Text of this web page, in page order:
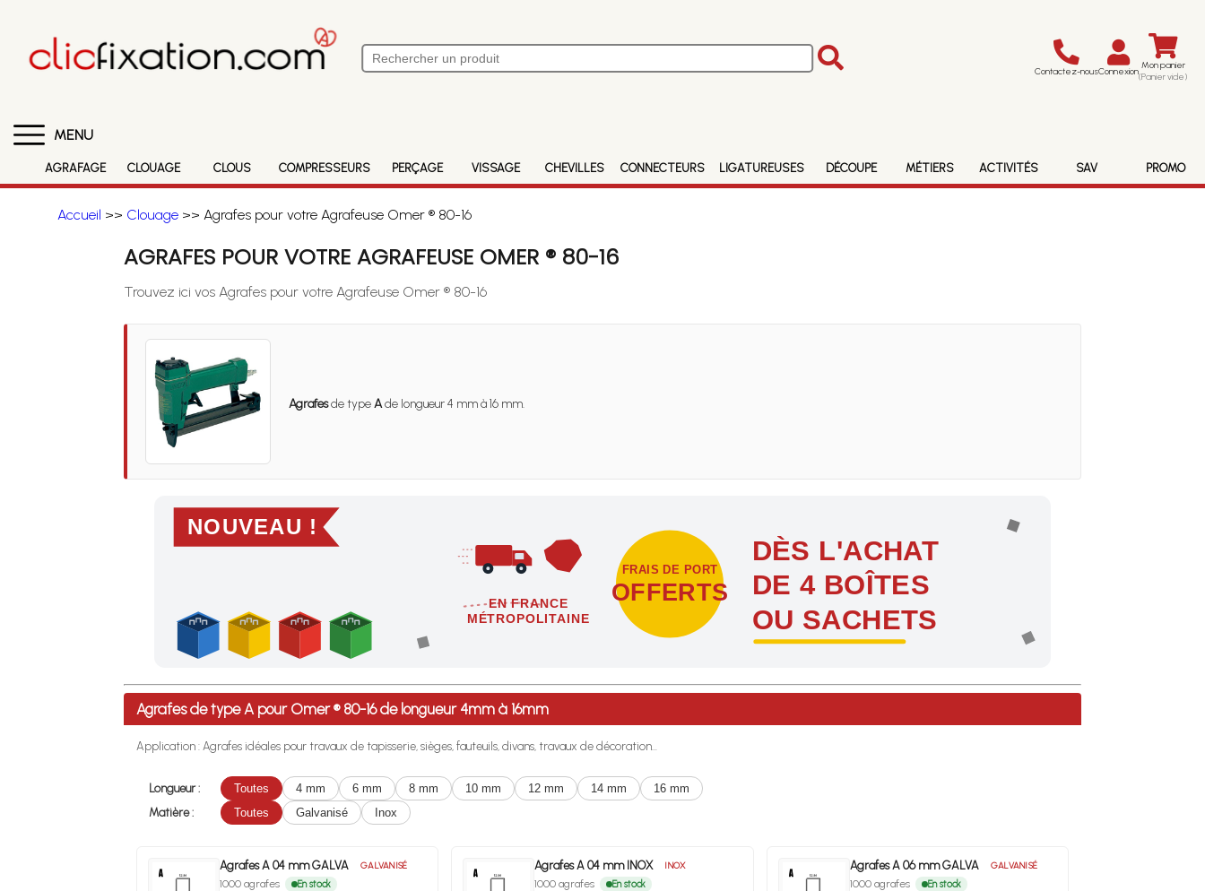
Contactez-nousConnexion Mon panier
(Panier vide)
MENU
AGRAFAGE CLOUAGE CLOUS COMPRESSEURS PERÇAGE VISSAGE CHEVILLES CONNECTEURS LIGATUREUSES DÉCOUPE MÉTIERS ACTIVITÉS SAV PROMO
Accueil >> Clouage>> Agrafes pour votre Agrafeuse Omer ® 80-16
AGRAFES POUR VOTRE AGRAFEUSE OMER ® 80-16
Trouvez ici vos Agrafes pour votre Agrafeuse Omer ® 80-16
Agrafesde typeAde longueur 4 mm à 16 mm.
NOUVEAU !
EN FRANCE
MÉTROPOLITAINE
FRAIS DE PORT
OFFERTS
DÈS L'ACHAT
DE 4 BOÎTES
OU SACHETS
Profitez des Frais de port offerts en France métropolitaine dès l'achat de 4 sachets ou boîtes d'agrafes ou de pointes !
Agrafes de type A pour Omer ® 80-16 de longueur 4mm à 16mm
Application : Agrafes idéales pour travaux de tapisserie, sièges, fauteuils, divans, travaux de décoration...
Longueur : Toutes 4 mm 6 mm 8 mm 10 mm 12 mm 14 mm
16 mm
Matière :
Toutes Galvanisé Inox
Agrafes A 04 mm GALVA GALVANISÉ
1000 agrafes En stock
Agrafes A 04 mm INOX INOX
1000 agrafes En stock
Agrafes A 06 mm GALVA GALVANISÉ
1000 agrafes En stock